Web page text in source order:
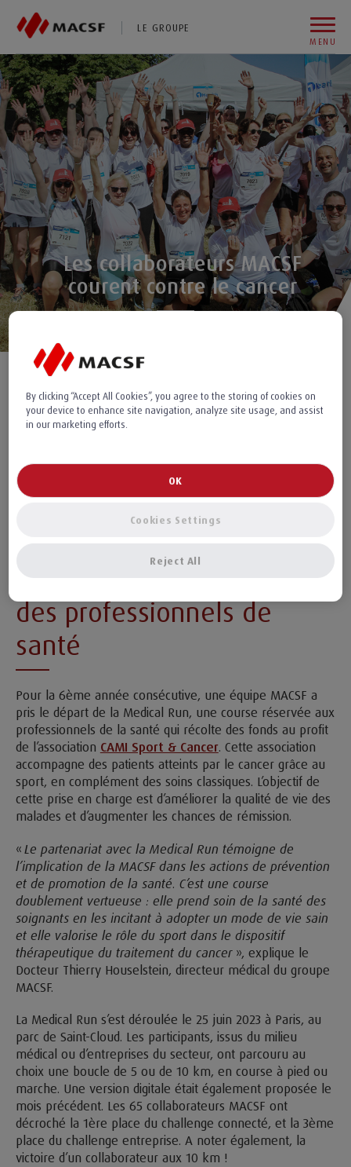
Aller au contenu
Aller au premier menu de navigation
Aller à la recherche
Vous êtes sur le site de MACSF
LE GROUPE
MENU
Les collaborateurs MACSF
courent contre le cancer
ENGAGEMENT
aux courses d’Odyssea à Paris et en région. Des
événements fédérateurs pour les collaborateurs
qui permettent de s’engager dans la lutte
Medical Run : la course
des professionnels de
santé
Pour la 6ème année consécutive, une équipe MACSF a
pris le départ de la Medical Run, une course réservée aux
professionnels de la santé qui récolte des fonds au profit
de l’association CAMI Sport & Cancer. Cette association
accompagne des patients atteints par le cancer grâce au
sport, en complément des soins classiques. L’objectif de
cette prise en charge est d’améliorer la qualité de vie des
malades et d’augmenter les chances de rémission.
«Le partenariat avec la Medical Run témoigne de
l’implication de la MACSF dans les actions de prévention
et de promotion de la santé. C’est une course
doublement vertueuse : elle prend soin de la santé des
soignants en les incitant à adopter un mode de vie sain
et elle valorise le rôle du sport dans le dispositif
thérapeutique du traitement du cancer », explique le
Docteur Thierry Houselstein, directeur médical du groupe
MACSF.
La Medical Run s’est déroulée le 25 juin 2023 à Paris, au
parc de Saint-Cloud. Les participants, issus du milieu
médical ou d’entreprises du secteur, ont parcouru au
choix une boucle de 5 ou de 10 km, en course à pied ou
marche. Une version digitale était également proposée le
mois précédent. Les 65 collaborateurs MACSF ont
décroché la 1ère place du challenge connecté, et la 3ème
place du challenge entreprise. A noter également, la
victoire d’un collaborateur aux 10 km !
By clicking “Accept All Cookies”, you agree to the storing of cookies on
your device to enhance site navigation, analyze site usage, and assist
in our marketing efforts.
Reject All
OK
Cookies Settings